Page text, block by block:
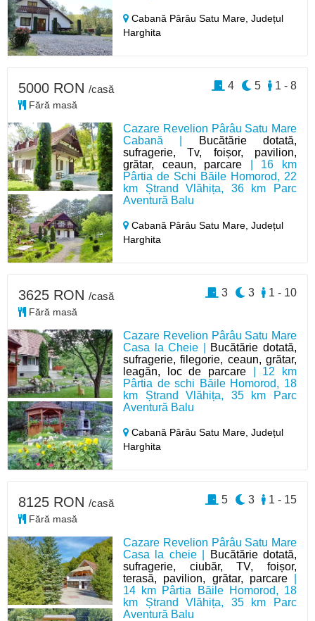
Cabană Pârâu Satu Mare,Județul
Harghita
Cazare Revelion Pârâu Satu Mare
Cabană |
Bucătărie dotată,
sufragerie, Tv, foișor, pavilion,
grătar, ceaun, parcare | 16 km
Pârtia de Schi Băile Homorod, 22
km Ștrand Vlăhița, 36 km Parc
Aventură Balu
Cabană Pârâu Satu Mare,Județul
Harghita
5000 RON /casă
Fără masă
1 - 8
5
4
Cazare Revelion Pârâu Satu Mare
Casa la Cheie | Bucătărie dotată,
sufragerie, filegorie, ceaun, grătar,
leagăn, loc de parcare | 12 km
Pârtia de schi Băile Homorod, 18
km Ștrand Vlăhița, 35 km Parc
Aventură Balu
Cabană Pârâu Satu Mare,Județul
Harghita
3625 RON /casă
Fără masă
1 - 10
3
3
Cazare Revelion Pârâu Satu Mare
Casa la cheie |
Bucătărie dotată,
sufragerie, ciubăr, TV, foișor,
terasă, pavilion, grătar, parcare|
14 km Pârtia Băile Homorod, 18
km Ștrand Vlăhița, 35 km Parc
Aventură Balu
8125 RON /casă
Fără masă
1 - 15
3
5